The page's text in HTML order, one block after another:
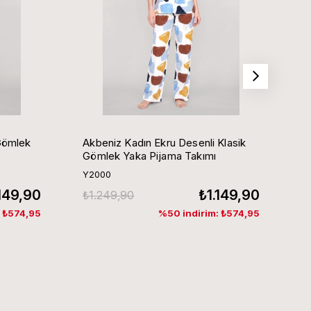
Akbeniz Kadın Ekru Desenli Klasik
Gömlek Yaka Pijama Takımı
Y2000
₺1.149,90
₺1.249,90
%50 indirim: ₺574,95